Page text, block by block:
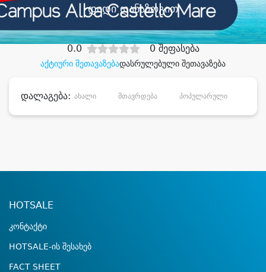
დიდი დანაზოგით
აქტიური შეთავაზებადასრულებული შეთავაზება
0.0 0 შეფასება
დალაგება: ახალი მთავრდება პოპულარული
HOTSALE
კონტაქტი
HOTSALE-ის შესახებ
FACT SHEET